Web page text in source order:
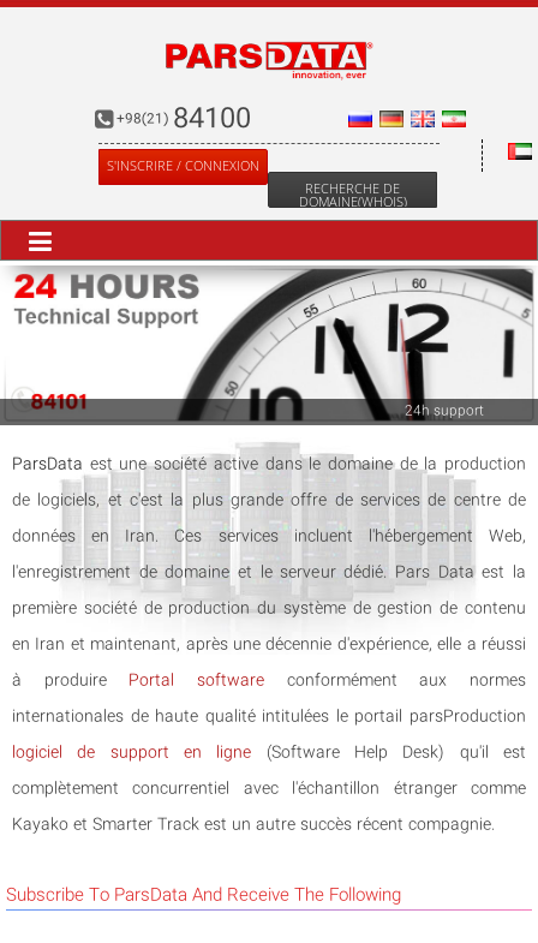
Sign in to Pars Data
Password :
Forget Password
+98(21) 84100
S'INSCRIRE / CONNEXION
RECHERCHE DE
DOMAINE(WHOIS)
24h support
ParsData est une société active dans le domaine de la production
de logiciels, et c'est la plus grande offre de services de centre de
données en Iran. Ces services incluent l'hébergement Web,
l'enregistrement de domaine et le serveur dédié. Pars Data est la
première société de production du système de gestion de contenu
en Iran et maintenant, après une décennie d'expérience, elle a réussi
à produire Portal software conformément aux normes
internationales de haute qualité intitulées le portail parsProduction
logiciel de support en ligne (Software Help Desk) qu'il est
complètement concurrentiel avec l'échantillon étranger comme
Kayako et Smarter Track est un autre succès récent compagnie.
Subscribe To ParsData And Receive The Following